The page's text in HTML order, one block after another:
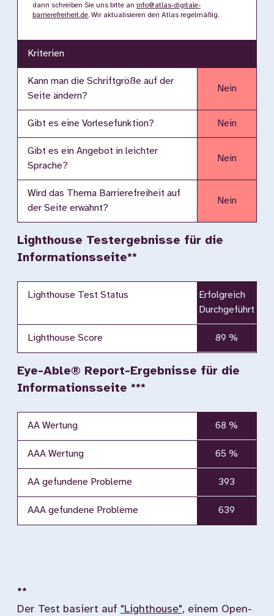
dann schreiben Sie uns bitte an info@atlas-digitale-
barrierefreiheit.de. Wir aktualisieren den Atlas regelmäßig.
Kriterien
Kann man die Schriftgröße auf der
Seite ändern?
Nein
Gibt es eine Vorlesefunktion? Nein
Gibt es ein Angebot in leichter
Sprache?
Nein
Wird das Thema Barrierefreiheit auf
der Seite erwähnt?
Nein
Lighthouse Testergebnisse für die
Informationsseite**
Lighthouse Test Status
Erfolgreich
Durchgeführt
Lighthouse Score 89 %
Eye-Able® Report-Ergebnisse für die
Informationsseite ***
AA Wertung 68 %
AAA Wertung 65 %
AA gefundene Probleme 393
AAA gefundene Probleme 639
**
Der Test basiert auf "Lighthouse", einem Open-